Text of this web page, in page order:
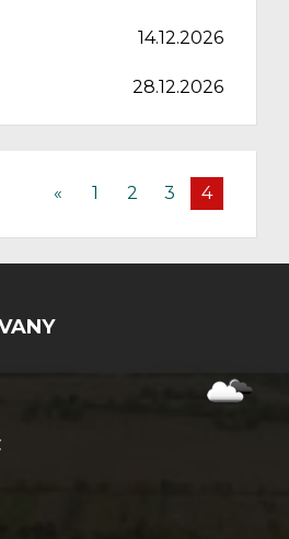
14.12.2026
28.12.2026
« 1 2 3 4